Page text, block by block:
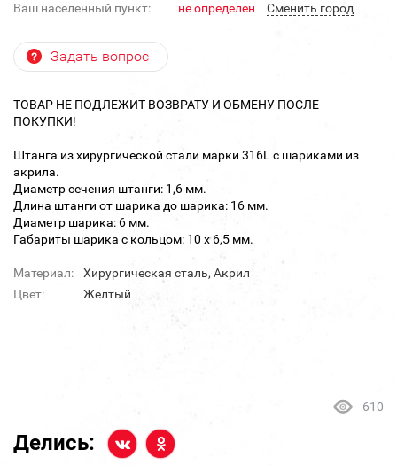
Ваш населенный пункт: не определен Cменить город
Задать вопрос
ТОВАР НЕ ПОДЛЕЖИТ ВОЗВРАТУ И ОБМЕНУ ПОСЛЕ
ПОКУПКИ!
Штанга из хирургической стали марки 316L с шариками из
акрила.
Диаметр сечения штанги: 1,6 мм.
Длина штанги от шарика до шарика: 16 мм.
Диаметр шарика: 6 мм.
Габариты шарика с кольцом: 10 х 6,5 мм.
Материал:
Хирургическая сталь, Акрил
Цвет:
Желтый
610
Делись: